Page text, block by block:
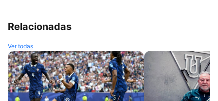
Relacionadas
Ver todas